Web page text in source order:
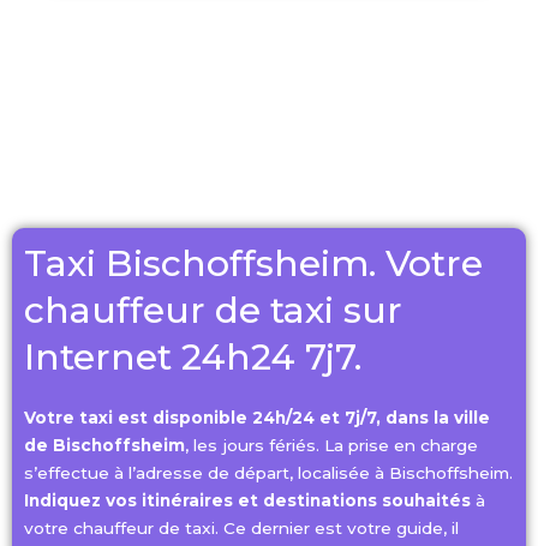
Taxi Bischoffsheim. Votre
chauffeur de taxi sur
Internet 24h24 7j7.
Votre taxi est disponible 24h/24 et 7j/7, dans la ville
de Bischoffsheim, les jours fériés. La prise en charge
s’effectue à l’adresse de départ, localisée à Bischoffsheim.
Indiquez vos itinéraires et destinations souhaités à
votre chauffeur de taxi. Ce dernier est votre guide, il